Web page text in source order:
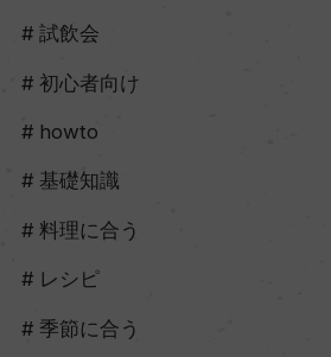
試飲会
初心者向け
howto
基礎知識
料理に合う
レシピ
季節に合う